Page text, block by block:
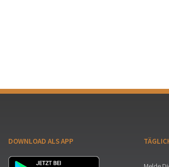
DOWNLOAD ALS APP